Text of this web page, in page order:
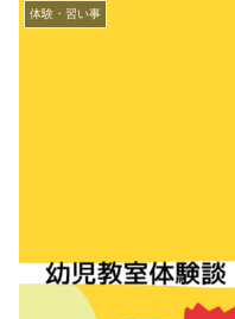
体験・習い事